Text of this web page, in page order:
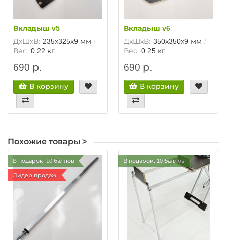
Вкладыш v5
ДхШхВ: 235х325х9 мм
Вес: 0.22 кг.
690 р.
В корзину
Вкладыш v6
ДхШхВ: 350х350х9 мм
Вес: 0.25 кг
690 р.
В корзину
Похожие товары >
В подарок: 10 баллов
Лидер продаж!
В подарок: 10 баллов